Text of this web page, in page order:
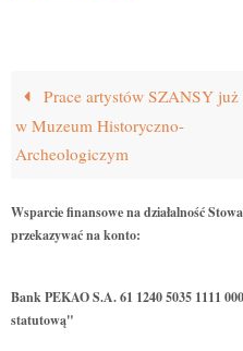
Prace artystów SZANSY już
w Muzeum Historyczno-
Archeologiczym
Wsparcie finansowe na działalność
przekazywać na konto:
Bank PEKAO S.A. 61 1240 5035 1111
statutową"